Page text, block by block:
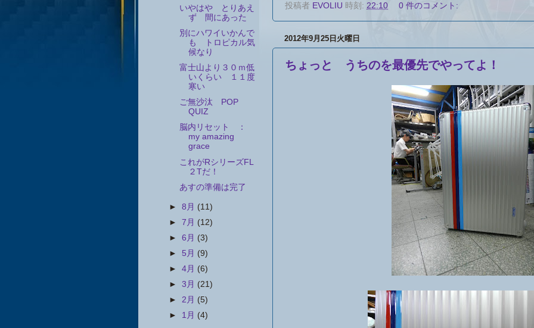
投稿者 EVOLIU 時刻: 22:10 0 件のコメント:
2012年9月25日火曜日
ちょっと うちのを最優先でやってよ！
いやはや とりあえ
ず 間にあった
別にハワイいかんで
も トロピカル気
候なり
富士山より３０ｍ低
いくらい １１度
寒い
ご無沙汰 POP
QUIZ
脳内リセット ：
my amazing
grace
これがRシリーズFL
２Tだ！
あすの準備は完了
►8月 (11)
►7月 (12)
►6月 (3)
► 5月 (9)
►4月 (6)
►3月 (21)
►2月 (5)
► 1月 (4)